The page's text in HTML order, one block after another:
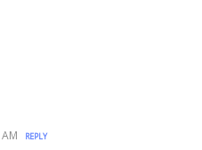
REPLY